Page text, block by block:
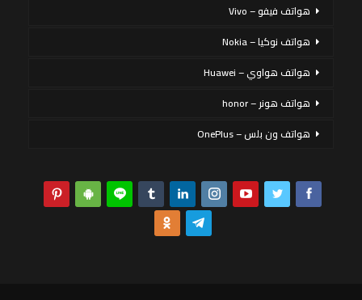
هواتف فيفو – Vivo
هواتف نوكيا – Nokia
هواتف هواوي – Huawei
هواتف هونر – honor
هواتف ون بلس – OnePlus